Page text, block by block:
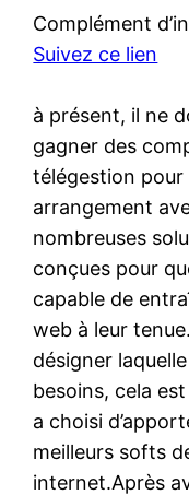
Complément
Suivez ce lien
à présent, il ne
gagner des
télégestion
arrangement
nombreuses
conçues pour
capable de
web à leur
désigner
besoins, cela
a choisi
meilleurs softs
internet.Après